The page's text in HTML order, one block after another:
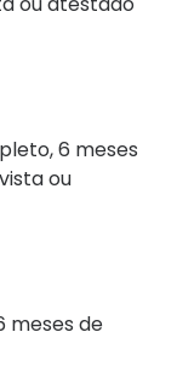
6 meses
ou
meses de